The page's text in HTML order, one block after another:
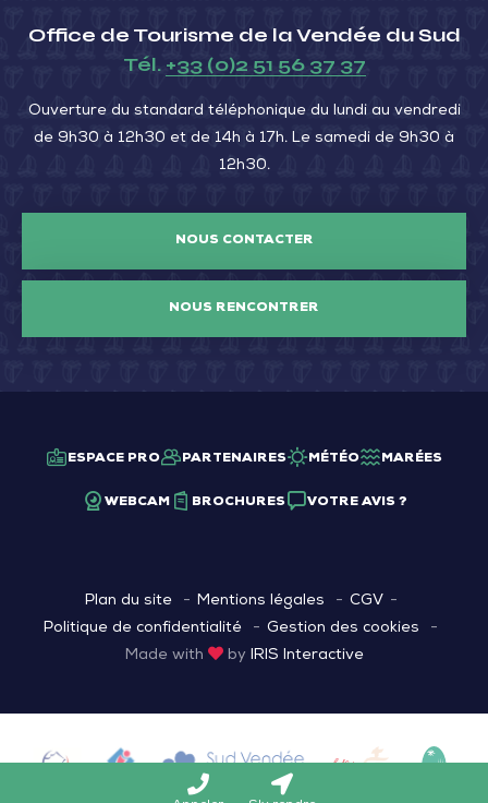
Office de Tourisme de la Vendée du Sud
Tél. +33 (0)2 51 56 37 37
Ouverture du standard téléphonique du lundi au vendredi
de 9h30 à 12h30 et de 14h à 17h. Le samedi de 9h30 à
12h30.
NOUS CONTACTER
NOUS RENCONTRER
ESPACE PRO PARTENAIRES MÉTÉO MARÉES
WEBCAM BROCHURES VOTRE AVIS ?
Plan du site Mentions légales
CGV
Politique de confidentialité
Gestion des cookies
Made with
by IRIS Interactive